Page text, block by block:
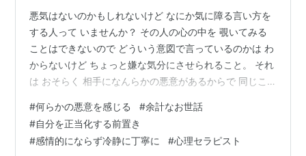
悪気はないのかもしれないけど なにか気に障る言い方を
する人って いませんか？ その人の心の中を 覗いてみる
ことはできないので どういう意図で言っているのかは わ
からないけど ちょっと嫌な気分にさせられること。 それ
は おそらく 相手になんらかの悪意があるからで 同じこ
すんなり聞けるものだと思います。 「自分軸＋自己肯定
感で生きやすく」 をお手伝いする 心理セラピストのADO
です。 親しそうに近づいてきては 平気で ドキッとする
#何らかの悪意を感じる #余計なお世話
#自分を正当化する前置き
#感情的にならず冷静に丁寧に #心理セラピスト